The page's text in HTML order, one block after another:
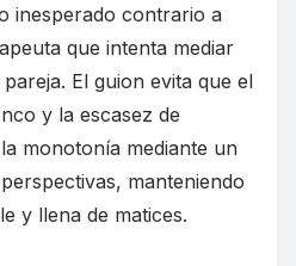
inesperado contrario a
que intenta mediar
El guion evita que el
y la escasez de
monotonía mediante un
manteniendo
y llena de matices.